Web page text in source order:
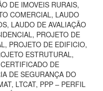
DE IMOVEIS RURAIS,
COMERCIAL, LAUDO
LAUDO DE AVALIAÇÃO
PROJETO DE
PROJETO DE EDIFICIO,
ESTRUTURAL,
DE
DE SEGURANÇA DO
LTCAT, PPP – PERFIL